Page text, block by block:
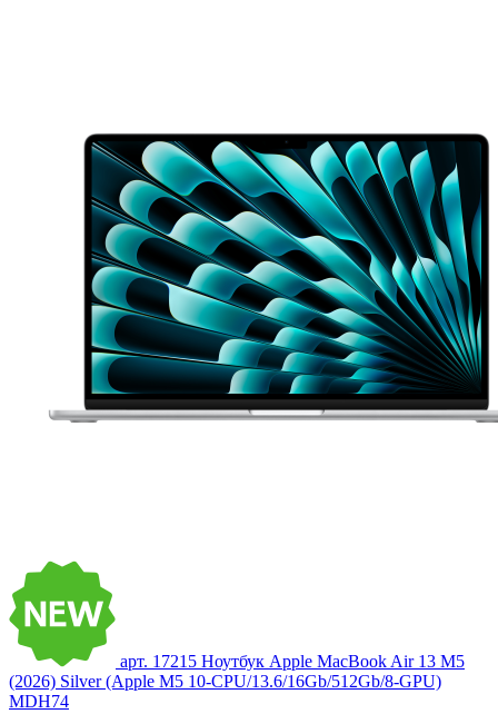
арт. 17215 Ноутбук Apple MacBook Air 13 M5
(2026) Silver (Apple M5 10-CPU/13.6/16Gb/512Gb/8-GPU)
MDH74